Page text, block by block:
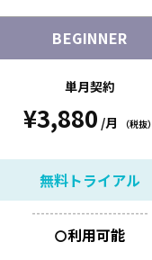
BEGINNER
単月契約
¥3,880 /月 （税抜）
無料トライアル
--------------------------
〇利用可能